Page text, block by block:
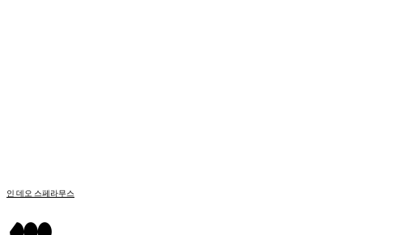
인 데오 스페라무스